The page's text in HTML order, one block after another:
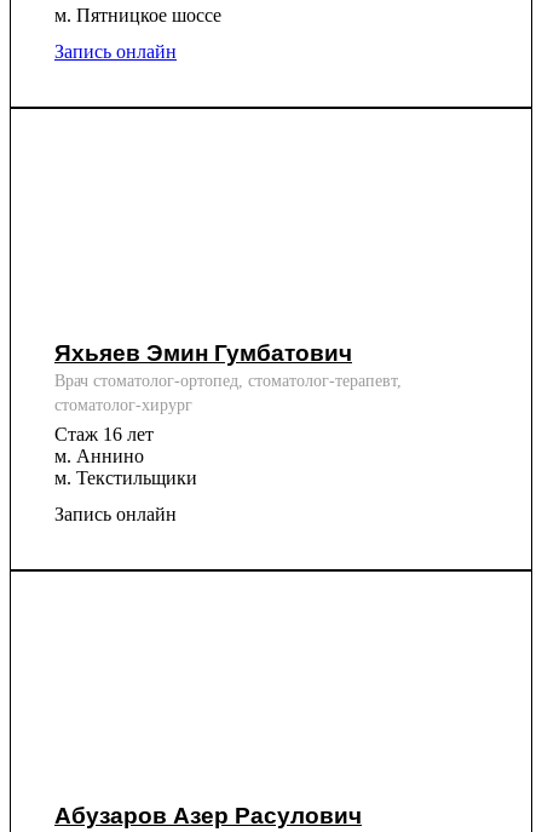
м. Пятницкое шоссе
Запись онлайн
Яхьяев Эмин Гумбатович
Врач стоматолог-ортопед, стоматолог-терапевт,
стоматолог-хирург
Стаж 16 лет
м. Аннино
м. Текстильщики
Запись онлайн
Абузаров Азер Расулович